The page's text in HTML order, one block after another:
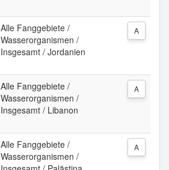
Alle Fanggebiete /
Wasserorganismen /
Insgesamt / Jordanien
A
Alle Fanggebiete /
Wasserorganismen /
Insgesamt / Libanon
A
Alle Fanggebiete /
Wasserorganismen /
A